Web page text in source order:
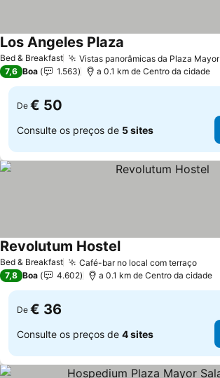
Bed & Breakfast Vistas panorâmicas da Plaza Mayor
Los Angeles Plaza
7,6 Boa 1.563 a 0.1 km de Centro da cidade
De € 50
Consulte os preços de 5 sites
Bed & Breakfast Café-bar no local com terraço
Revolutum Hostel
7,8 Boa 4.602 a 0.1 km de Centro da cidade
De € 36
Consulte os preços de 4 sites